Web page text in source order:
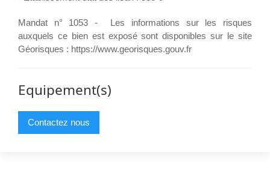
Mandat n° 1053 - Les informations sur les risques
auxquels ce bien est exposé sont disponibles sur le site
Géorisques : https://www.georisques.gouv.fr
Equipement(s)
Contactez nous